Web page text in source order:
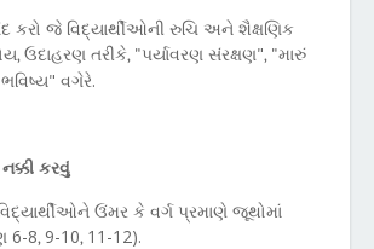
કરો જે વિદ્યાર્થીઓની રુચિ અને શૈક્ષણિક
,ઉદાહરણ તરીકે, "પર્યાવરણ સંરક્ષણ", "મારું
ભવિષ્ય" વગેરે.
કરવું
ઉંમર કે વર્ગ પ્રમાણે જૂથોમાં
6-8, 9-10, 11-12).